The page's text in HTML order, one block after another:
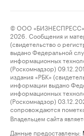
© ООО
2026. Сообщения и
(свидетельство о
выдано Федеральной
информационных
(Роскомнадзор)
издания «РБК»
информации выдано
информационных
(Роскомнадзор)
сопровождаются
Владельцем сайта
Данные предоставлены: